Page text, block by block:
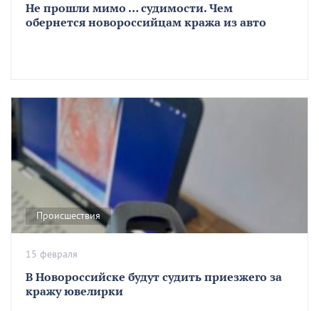
Не прошли мимо … судимости. Чем
обернется новороссийцам кража из авто
Происшествия
В Новороссийске будут судить приезжего за
кражу ювелирки
15 февраля